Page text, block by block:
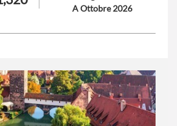
per la sua bellezza naturale e il
A Ottobre 2026